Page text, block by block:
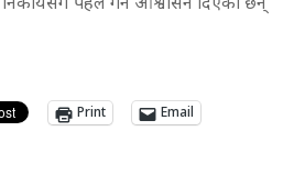
निकायसँग पहल गर्ने आश्वासन दिएका छन्
Print Email